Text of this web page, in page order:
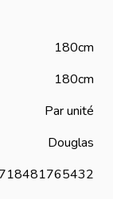
180cm
180cm
Par unité
Douglas